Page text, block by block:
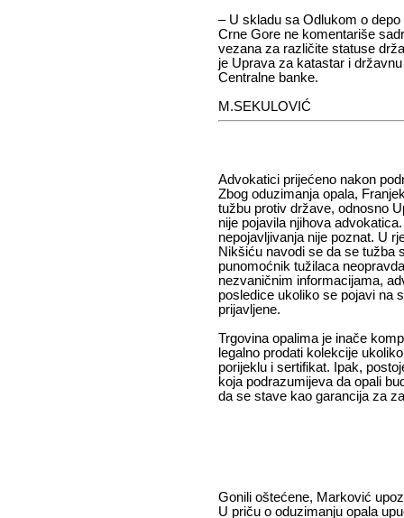
– U skladu sa Odlukom o
Crne Gore ne komentariše
vezana za različite statuse
je Uprava za katastar i
Centralne banke.
M.SEKULOVIĆ
Advokatici prijećeno nakon
Zbog oduzimanja opala,
tužbu protiv države, odnosno
nije pojavila njihova
nepojavljivanja nije poznat. U
Nikšiću navodi se da se tužba
punomoćnik tužilaca
nezvaničnim informacijama,
posledice ukoliko se pojavi na
prijavljene.
Trgovina opalima je inače
legalno prodati kolekcije
porijeklu i sertifikat. Ipak,
koja podrazumijeva da opali
da se stave kao garancija za
Gonili oštećene, Marković
U priču o oduzimanju opala